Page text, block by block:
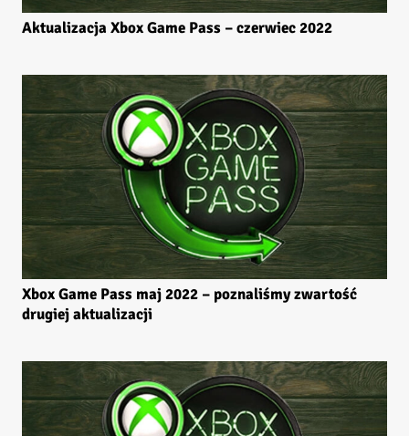
Aktualizacja Xbox Game Pass – czerwiec 2022
Xbox Game Pass maj 2022 – poznaliśmy zwartość
drugiej aktualizacji